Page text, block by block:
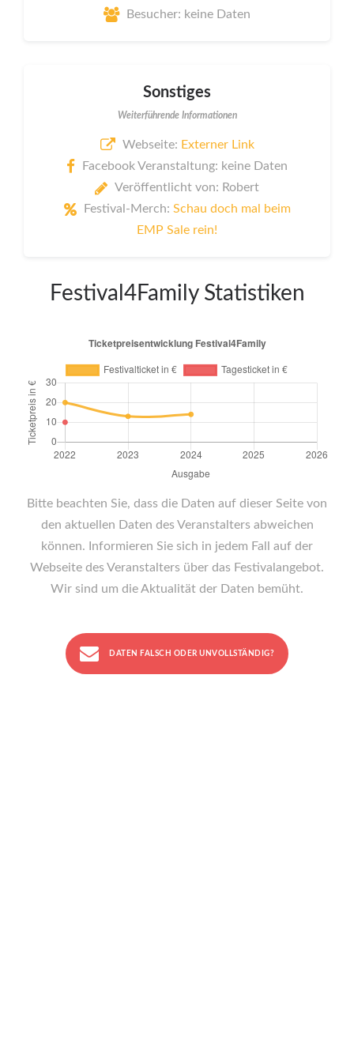
Besucher: keine Daten
Sonstiges
Weiterführende Informationen
Webseite: Externer Link
Facebook Veranstaltung: keine Daten
Veröffentlicht von: Robert
Festival-Merch: Schau doch mal beim
EMP Sale rein!
Festival4Family Statistiken
Bitte beachten Sie, dass die Daten auf dieser Seite von
den aktuellen Daten des Veranstalters abweichen
können. Informieren Sie sich in jedem Fall auf der
Webseite des Veranstalters über das Festivalangebot.
Wir sind um die Aktualität der Daten bemüht.
DATEN FALSCH ODER UNVOLLSTÄNDIG?